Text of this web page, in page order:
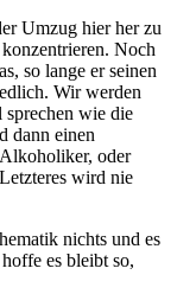
Umzug hier her zu
Noch
so lange er seinen
Wir werden
sprechen wie die
dann einen
oder
wird nie
nichts und es
es bleibt so,